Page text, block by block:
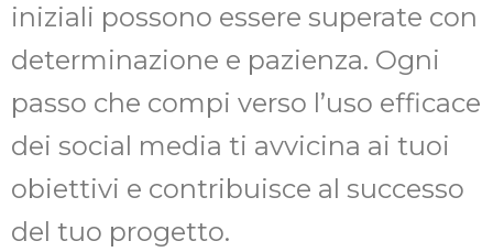
iniziali possono essere superate con
determinazione e pazienza. Ogni
passo che compi verso l’uso efficace
dei social media ti avvicina ai tuoi
obiettivi e contribuisce al successo
del tuo progetto.